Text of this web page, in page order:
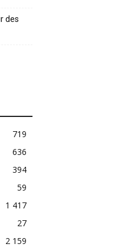
des
719
636
394
59
1 417
27
2 159